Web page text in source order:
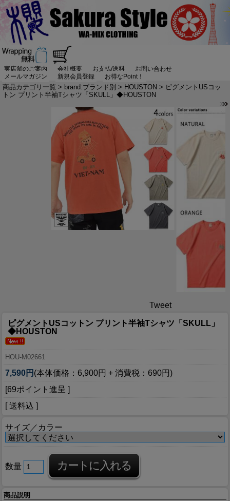
実店舗のご案内 会社概要 お支払/送料
お問い合わせ
メールマガジン
新規会員登録 お得なPoint！
商品カテゴリ一覧 > brand:ブランド別 > HOUSTON > ピグメントUSコッ
トン プリント半袖Tシャツ「SKULL」◆HOUSTON
Tweet
ピグメントUSコットン プリント半袖Tシャツ「SKULL」
◆HOUSTON
HOU-M02661
7,590円 (本体価格：6,900円 + 消費税：690円)
[69ポイント進呈 ]
[ 送料込 ]
サイズ／カラー
数量
商品説明